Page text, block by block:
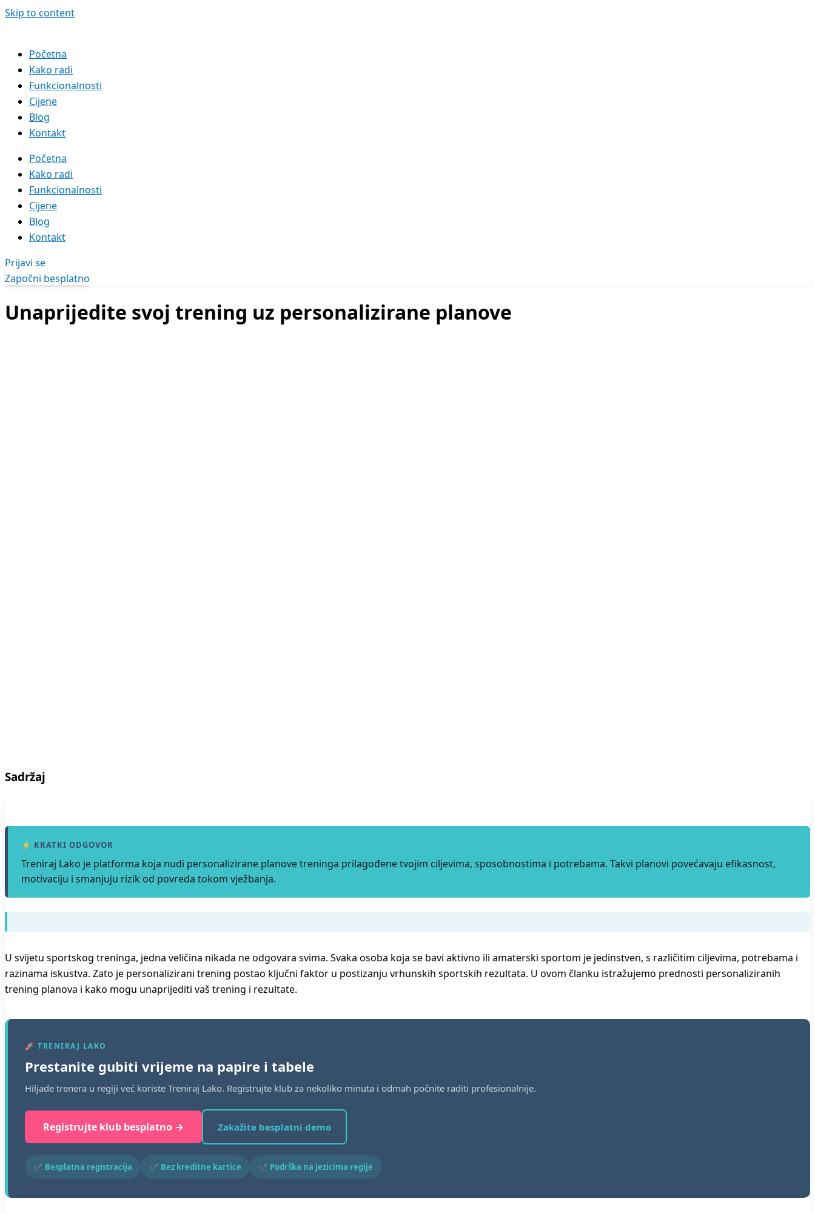
Skip to content
Početna
Kako radi
Funkcionalnosti
Cijene
Blog
Kontakt
Početna
Kako radi
Funkcionalnosti
Cijene
Blog
Kontakt
Prijavi se
Započni besplatno
Unaprijedite svoj trening uz personalizirane planove
Sadržaj
⚡ KRATKI ODGOVOR
Treniraj Lako je platforma koja nudi personalizirane planove treninga prilagođene tvojim ciljevima, sposobnostima i potrebama. Takvi planovi povećavaju efikasnost,
motivaciju i smanjuju rizik od povreda tokom vježbanja.
U svijetu sportskog treninga, jedna veličina nikada ne odgovara svima. Svaka osoba koja se bavi aktivno ili amaterski sportom je jedinstven, s različitim ciljevima, potrebama i
razinama iskustva. Zato je personalizirani trening postao ključni faktor u postizanju vrhunskih sportskih rezultata. U ovom članku istražujemo prednosti personaliziranih
trening planova i kako mogu unaprijediti vaš trening i rezultate.
🚀 TRENIRAJ LAKO
Prestanite gubiti vrijeme na papire i tabele
Hiljade trenera u regiji već koriste Treniraj Lako. Registrujte klub za nekoliko minuta i odmah počnite raditi profesionalnije.
Registrujte klub besplatno → Zakažite besplatni demo
✔ Besplatna registracija ✔ Bez kreditne kartice ✔ Podrška na jezicima regije